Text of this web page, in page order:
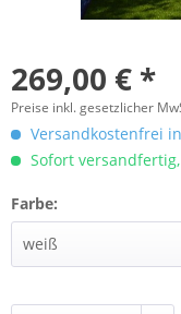
269,00 € *
Preise inkl. gesetzlicher
Versandkostenfrei
Sofort
Farbe: